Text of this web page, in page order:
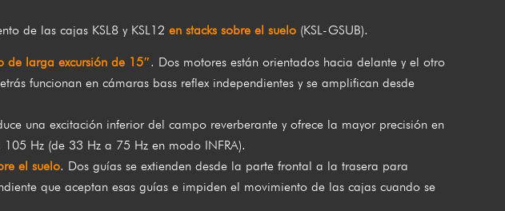
de las cajas KSL8 y KSL12 en stacks sobre el suelo (KSL-GSUB).
de larga excursión de 15″ . Dos motores están orientados hacia delante y el otro
funcionan en cámaras bass reflex independientes y se amplifican desde
una excitación inferior del campo reverberante y ofrece la mayor precisión en
Hz (de 33 Hz a 75 Hz en modo INFRA).
el suelo . Dos guías se extienden desde la parte frontal a la trasera para
que aceptan esas guías e impiden el movimiento de las cajas cuando se